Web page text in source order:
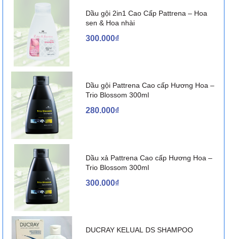
Dầu gội 2in1 Cao Cấp Pattrena – Hoa
sen & Hoa nhài
300.000₫
Dầu gội Pattrena Cao cấp Hương Hoa –
Trio Blossom 300ml
280.000₫
Dầu xả Pattrena Cao cấp Hương Hoa –
Trio Blossom 300ml
300.000₫
DUCRAY KELUAL DS SHAMPOO